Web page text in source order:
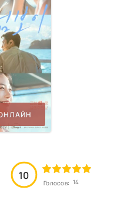
10
Голосов: 14